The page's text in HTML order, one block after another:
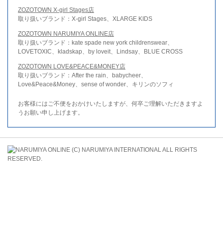
ZOZOTOWN X-girl Stages店
取り扱いブランド：X-girl Stages、XLARGE KIDS
ZOZOTOWN NARUMIYA ONLINE店
取り扱いブランド：kate spade new york childrenswear、
LOVETOXIC、kladskap、by loveit、Lindsay、BLUE CROSS
ZOZOTOWN LOVE&PEACE&MONEY店
取り扱いブランド：After the rain、babycheer、
Love&Peace&Money、sense of wonder、キリンのソフィ
お客様にはご不便をおかけいたしますが、何卒ご理解いただきますよ
うお願い申し上げます。